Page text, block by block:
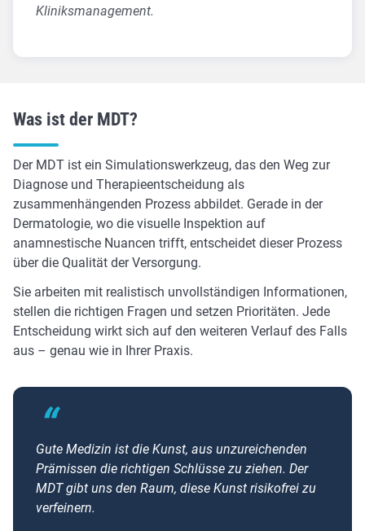
Kliniksmanagement.
Was ist der MDT?
Der MDT ist ein Simulationswerkzeug, das den Weg zur
Diagnose und Therapieentscheidung als
zusammenhängenden Prozess abbildet. Gerade in der
Dermatologie, wo die visuelle Inspektion auf
anamnestische Nuancen trifft, entscheidet dieser Prozess
über die Qualität der Versorgung.
Sie arbeiten mit realistisch unvollständigen Informationen,
stellen die richtigen Fragen und setzen Prioritäten. Jede
Entscheidung wirkt sich auf den weiteren Verlauf des Falls
aus – genau wie in Ihrer Praxis.
Gute Medizin ist die Kunst, aus unzureichenden
Prämissen die richtigen Schlüsse zu ziehen. Der
MDT gibt uns den Raum, diese Kunst risikofrei zu
verfeinern.